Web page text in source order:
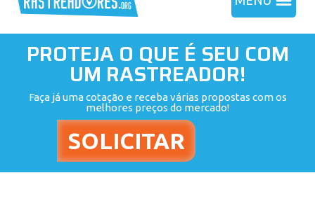
PROTEJA O QUE É SEU COM
UM RASTREADOR!
Faça já uma cotação e receba várias propostas com os
melhores preços do mercado!